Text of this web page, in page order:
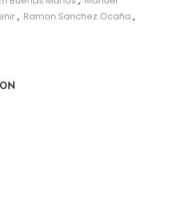
, Ramon Sanchez Ocaña ,